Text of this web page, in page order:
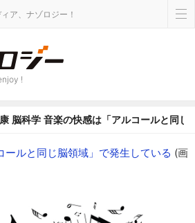
ア、ナゾロジー！
!
脳科学 音楽の快感は「アルコールと同じ
ールと同じ脳領域」で発生している (画